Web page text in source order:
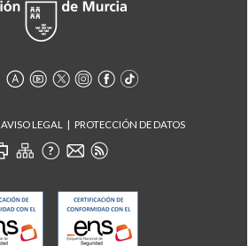
AVISO LEGAL PROTECCIÓN DE DATOS